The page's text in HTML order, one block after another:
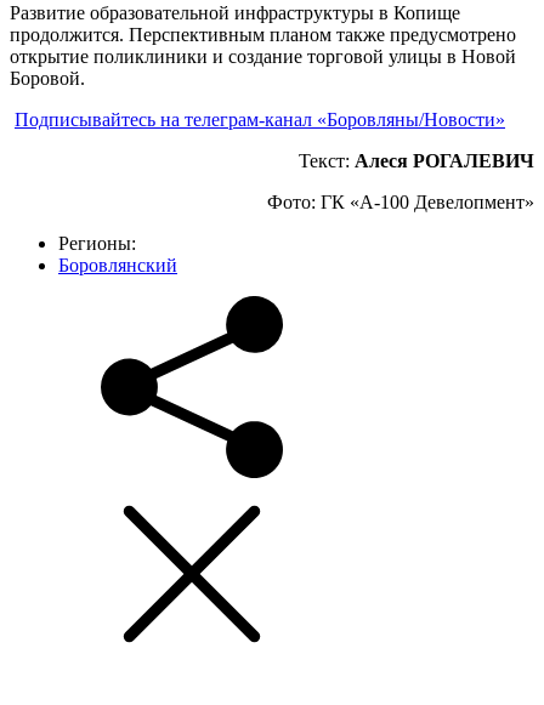
Развитие образовательной инфраструктуры в Копище
продолжится. Перспективным планом также предусмотрено
открытие поликлиники и создание торговой улицы в Новой
Боровой.
Подписывайтесь на телеграм-канал «Боровляны/Новости»
Текст: Алеся РОГАЛЕВИЧ
Фото: ГК «А-100 Девелопмент»
Регионы:
Боровлянский